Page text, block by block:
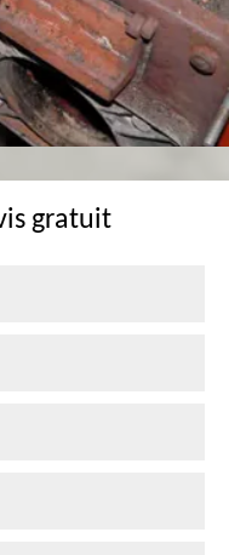
gratuit